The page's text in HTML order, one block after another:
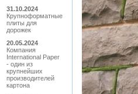
31.10.2024
Крупноформатные
плиты для
дорожек
20.05.2024
Компания
International Paper
- один из
крупнейших
производителей
картона